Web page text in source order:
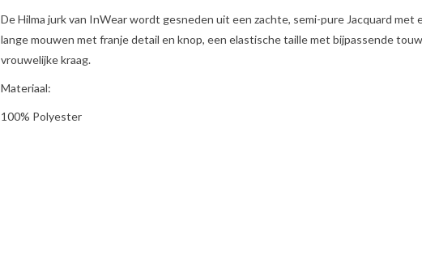
De Hilma jurk van InWear wordt gesneden uit een zachte, semi-pure Jacquard met
lange mouwen met franje detail en knop, een elastische taille met bijpassende
vrouwelijke kraag.
Materiaal:
100% Polyester